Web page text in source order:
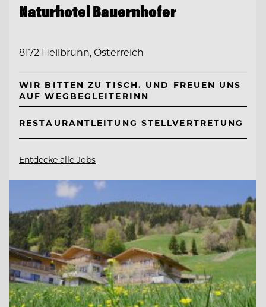
Naturhotel Bauernhofer
8172 Heilbrunn, Österreich
WIR BITTEN ZU TISCH. UND FREUEN UNS
AUF WEGBEGLEITERINN
RESTAURANTLEITUNG STELLVERTRETUNG
Entdecke alle Jobs